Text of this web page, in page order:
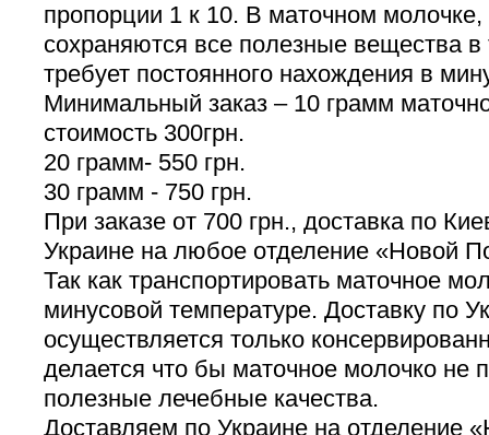
пропорции 1 к 10. В маточном
сохраняются все полезные вещества
требует постоянного нахождения в
Минимальный заказ – 10 грамм
стоимость 300грн.
20 грамм- 550 грн.
30 грамм - 750 грн.
При заказе от 700 грн., доставка по
Украине на любое отделение «Новой
Так как транспортировать маточное
минусовой температуре. Доставку по
осуществляется только
делается что бы маточное молочко не
полезные лечебные качества.
Доставляем по Украине на отделение